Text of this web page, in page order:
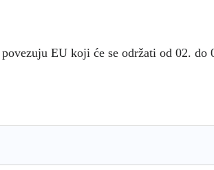
EU koji će se održati od 02.